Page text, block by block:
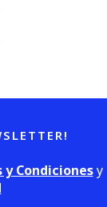
y Condicionesy